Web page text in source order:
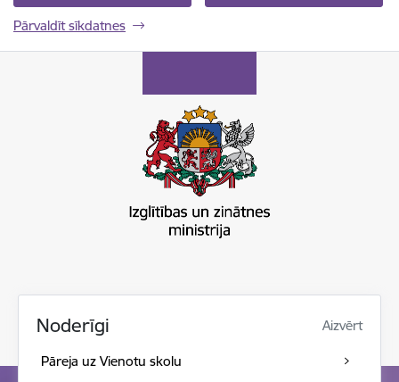
Pārvaldīt sīkdatnes
Noderīgi Aizvērt
Pāreja uz Vienotu skolu